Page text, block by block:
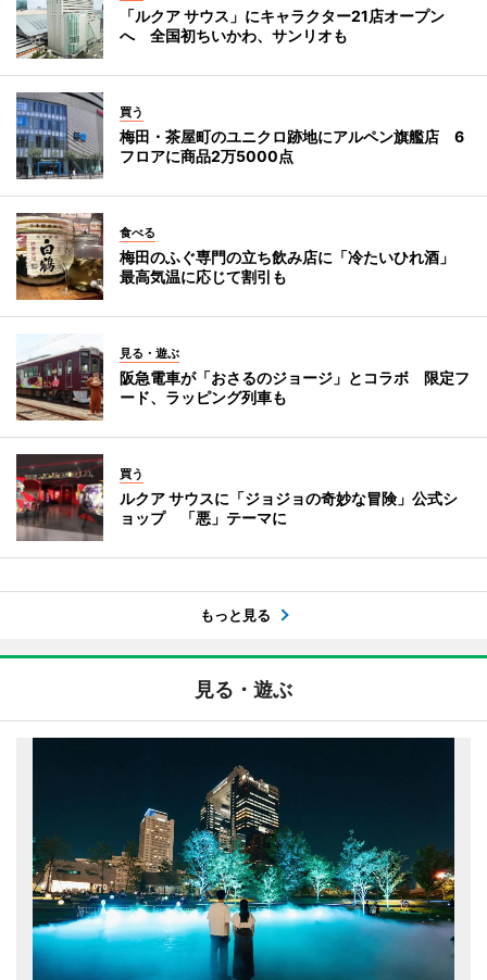
「ルクア サウス」にキャラクター21店オープン
へ 全国初ちいかわ、サンリオも
買う
梅田・茶屋町のユニクロ跡地にアルペン旗艦店 6
フロアに商品2万5000点
食べる
梅田のふぐ専門の立ち飲み店に「冷たいひれ酒」
最高気温に応じて割引も
見る・遊ぶ
阪急電車が「おさるのジョージ」とコラボ 限定フ
ード、ラッピング列車も
買う
ルクア サウスに「ジョジョの奇妙な冒険」公式シ
ョップ 「悪」テーマに
もっと見る
見る・遊ぶ